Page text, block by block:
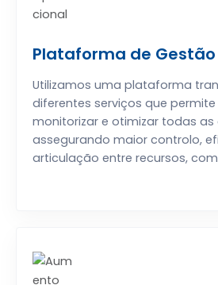
Plataforma de
Utilizamos uma plataforma
diferentes serviços que
monitorizar e otimizar todas as
assegurando maior controlo,
articulação entre recursos,